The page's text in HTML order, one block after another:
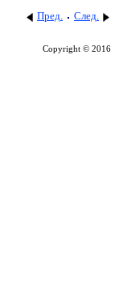
Пред. След.
Copyright © 2016